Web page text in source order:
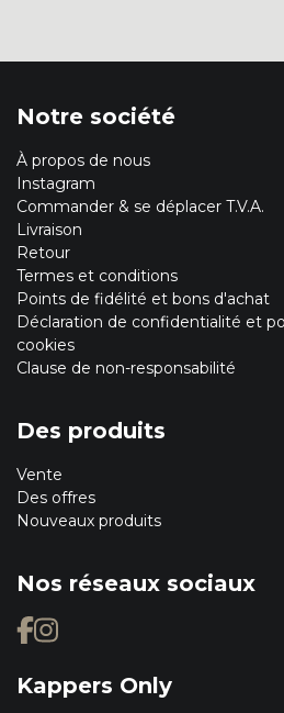
Notre société
À propos de nous
Instagram
Commander & se déplacer T.V.A.
Livraison
Retour
Termes et conditions
Points de fidélité et bons d'achat
Déclaration de confidentialité et
cookies
Clause de non-responsabilité
Des produits
Vente
Des offres
Nouveaux produits
Nos réseaux sociaux
Kappers Only